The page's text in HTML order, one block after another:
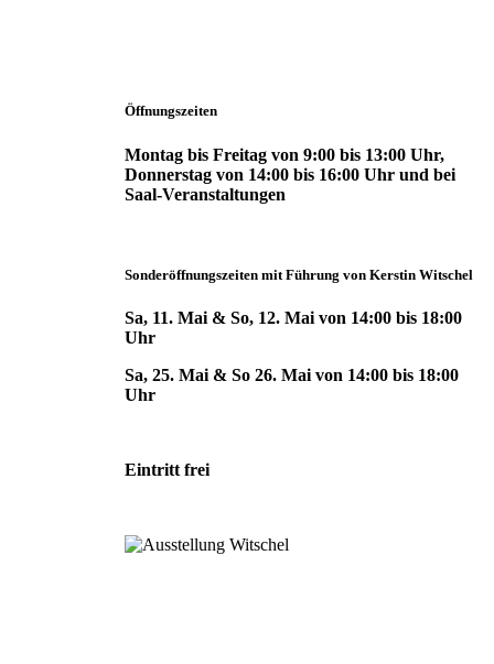
Öffnungszeiten
Montag bis Freitag von 9:00 bis 13:00 Uhr,
Donnerstag von 14:00 bis 16:00 Uhr und bei
Saal-Veranstaltungen
Sonderöffnungszeiten mit Führung von Kerstin Witschel
Sa, 11. Mai & So, 12. Mai von 14:00 bis 18:00
Uhr
Sa, 25. Mai & So 26. Mai von 14:00 bis 18:00
Uhr
Eintritt frei